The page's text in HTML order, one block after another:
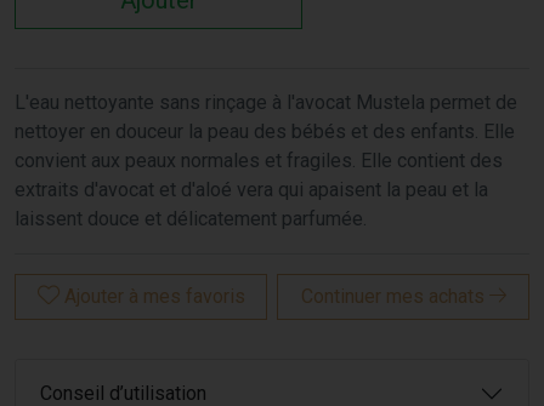
L'eau nettoyante sans rinçage à l'avocat Mustela permet de
nettoyer en douceur la peau des bébés et des enfants. Elle
convient aux peaux normales et fragiles. Elle contient des
extraits d'avocat et d'aloé vera qui apaisent la peau et la
laissent douce et délicatement parfumée.
Ajouter à mes favoris Continuer mes achats
Conseil d’utilisation